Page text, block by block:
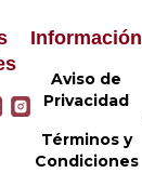
Información
Aviso de
Privacidad
Términos y
Condiciones